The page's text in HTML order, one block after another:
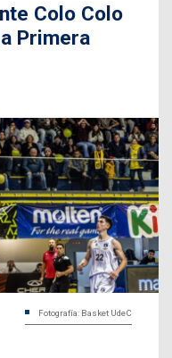
Colo Colo
Primera
Fotografía: Basket UdeC